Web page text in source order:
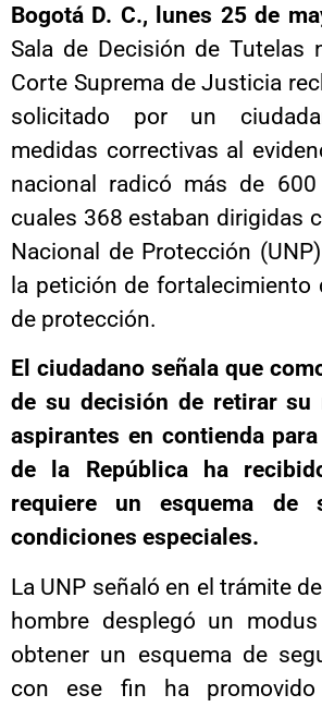
Bogotá D. C., lunes 25 de
Sala de Decisión de Tutelas
Corte Suprema de Justicia
solicitado por un
medidas correctivas al
nacional radicó más de
cuales 368 estaban dirigidas
Nacional de Protección
la petición de fortalecimiento
de protección.
El ciudadano señala que
de su decisión de retirar su
aspirantes en contienda
de la República ha
requiere un esquema de
condiciones especiales.
La UNP señaló en el trámite
hombre desplegó un
obtener un esquema de
con ese fin ha